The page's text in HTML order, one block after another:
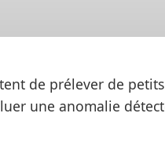
de prélever de
une anomalie